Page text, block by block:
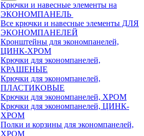
Крючки и навесные элементы на
ЭКОНОМПАНЕЛЬ
Все крючки и навесные элементы ДЛЯ
ЭКОНОМПАНЕЛЕЙ
Кронштейны для экономпанелей,
ЦИНК-ХРОМ
Крючки для экономпанелей,
КРАШЕНЫЕ
Крючки для экономпанелей,
ПЛАСТИКОВЫЕ
Крючки для экономпанелей, ХРОМ
Крючки для экономпанелей, ЦИНК-
ХРОМ
Полки и корзины для экономпанелей,
ХРОМ